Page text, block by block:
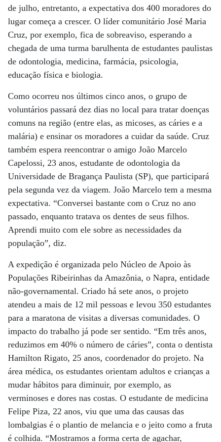
de julho, entretanto, a expectativa dos 400 moradores do
lugar começa a crescer. O líder comunitário José Maria
Cruz, por exemplo, fica de sobreaviso, esperando a
chegada de uma turma barulhenta de estudantes paulistas
de odontologia, medicina, farmácia, psicologia,
educação física e biologia.
Como ocorreu nos últimos cinco anos, o grupo de
voluntários passará dez dias no local para tratar doenças
comuns na região (entre elas, as micoses, as cáries e a
malária) e ensinar os moradores a cuidar da saúde. Cruz
também espera reencontrar o amigo João Marcelo
Capelossi, 23 anos, estudante de odontologia da
Universidade de Bragança Paulista (SP), que participará
pela segunda vez da viagem. João Marcelo tem a mesma
expectativa. “Conversei bastante com o Cruz no ano
passado, enquanto tratava os dentes de seus filhos.
Aprendi muito com ele sobre as necessidades da
população”, diz.
A expedição é organizada pelo Núcleo de Apoio às
Populações Ribeirinhas da Amazônia, o Napra, entidade
não-governamental. Criado há sete anos, o projeto
atendeu a mais de 12 mil pessoas e levou 350 estudantes
para a maratona de visitas a diversas comunidades. O
impacto do trabalho já pode ser sentido. “Em três anos,
reduzimos em 40% o número de cáries”, conta o dentista
Hamilton Rigato, 25 anos, coordenador do projeto. Na
área médica, os estudantes orientam adultos e crianças a
mudar hábitos para diminuir, por exemplo, as
verminoses e dores nas costas. O estudante de medicina
Felipe Piza, 22 anos, viu que uma das causas das
lombalgias é o plantio de melancia e o jeito como a fruta
é colhida. “Mostramos a forma certa de agachar,